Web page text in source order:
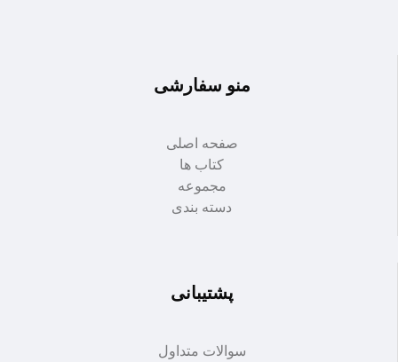
منو سفارشی
صفحه اصلی
کتاب ها
مجموعه
دسته بندی
پشتیبانی
سوالات متداول